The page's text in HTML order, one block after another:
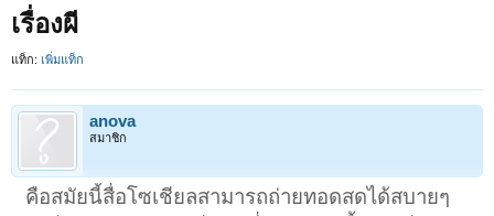
เรื่องผี
แท็ก: เพิ่มแท็ก
anova
สมาชิก
คือสมัยนี้สื่อโซเชียลสามารถถ่ายทอดสดได้สบายๆ